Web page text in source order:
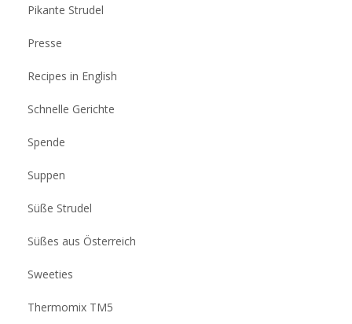
Pikante Strudel
Presse
Recipes in English
Schnelle Gerichte
Spende
Suppen
Süße Strudel
Süßes aus Österreich
Sweeties
Thermomix TM5